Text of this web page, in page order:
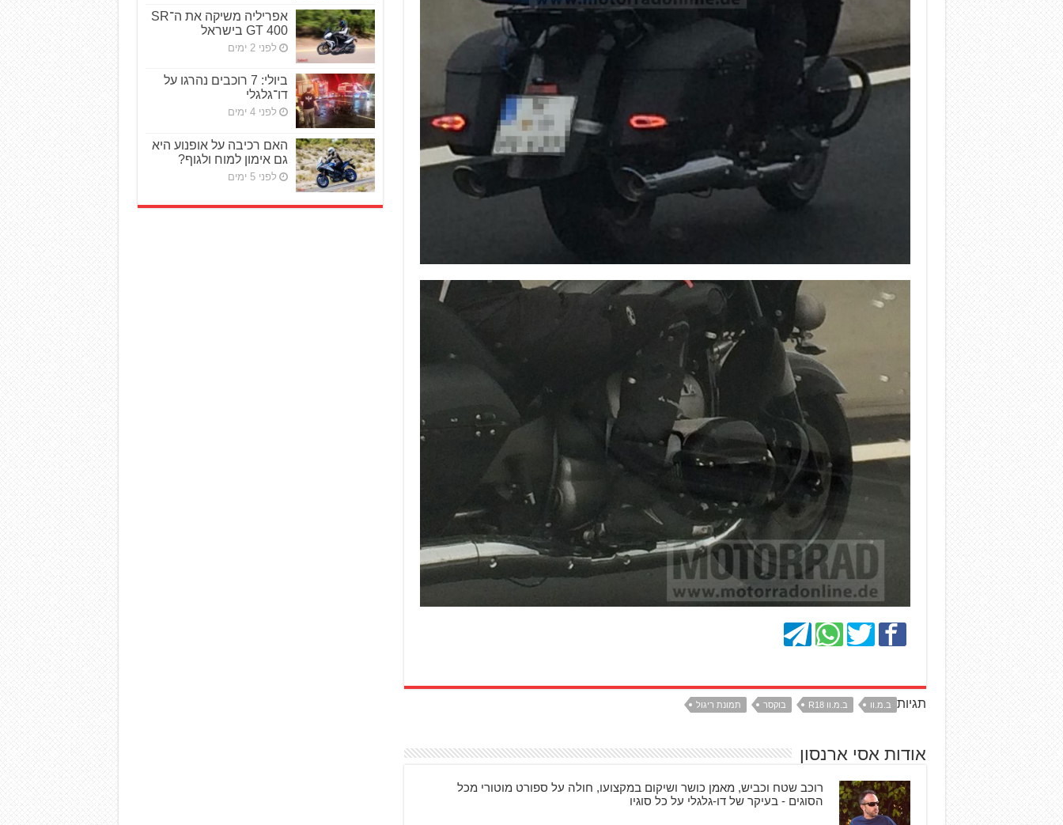
תגיות ב.מ.וו ב.מ.וו R18 בוקסר תמונת ריגול
אודות אסי ארנסון
רוכב שטח וכביש, מאמן כושר ושיקום במקצועו, חולה על ספורט מוטורי מכל
הסוגים - בעיקר של דו-גלגלי על כל סוגיו
אפריליה משיקה את ה־SR
GT 400 בישראל
לפני 2 ימים
ביולי: 7 רוכבים נהרגו על
דו־גלגלי
לפני 4 ימים
האם רכיבה על אופנוע היא
גם אימון למוח ולגוף?
לפני 5 ימים